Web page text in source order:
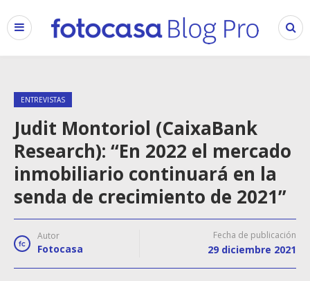
ENTREVISTAS
Judit Montoriol (CaixaBank
Research): “En 2022 el mercado
inmobiliario continuará en la
senda de crecimiento de 2021”
Autor
Fotocasa
Fecha de publicación
29 diciembre 2021